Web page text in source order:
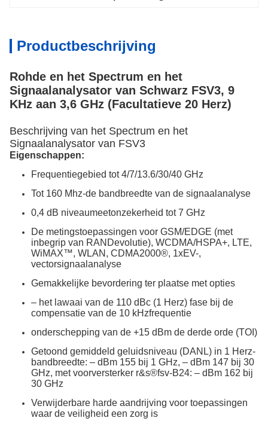
Productbeschrijving
Rohde en het Spectrum en het
Signaalanalysator van Schwarz FSV3, 9
KHz aan 3,6 GHz (Facultatieve 20 Herz)
Beschrijving van het Spectrum en het
Signaalanalysator van FSV3
Eigenschappen:
Frequentiegebied tot 4/7/13.6/30/40 GHz
Tot 160 Mhz-de bandbreedte van de signaalanalyse
0,4 dB niveaumeetonzekerheid tot 7 GHz
De metingstoepassingen voor GSM/EDGE (met
inbegrip van RANDevolutie), WCDMA/HSPA+, LTE,
WiMAX™, WLAN, CDMA2000®, 1xEV-,
vectorsignaalanalyse
Gemakkelijke bevordering ter plaatse met opties
– het lawaai van de 110 dBc (1 Herz) fase bij de
compensatie van de 10 kHzfrequentie
onderschepping van de +15 dBm de derde orde (TOI)
Getoond gemiddeld geluidsniveau (DANL) in 1 Herz-
bandbreedte: – dBm 155 bij 1 GHz, – dBm 147 bij 30
GHz, met voorversterker r&s®fsv-B24: – dBm 162 bij
30 GHz
Verwijderbare harde aandrijving voor toepassingen
waar de veiligheid een zorg is